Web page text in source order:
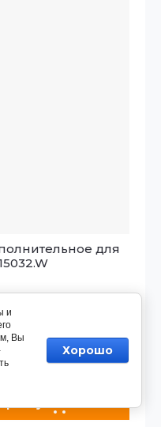
для
и
Вы
Хорошо